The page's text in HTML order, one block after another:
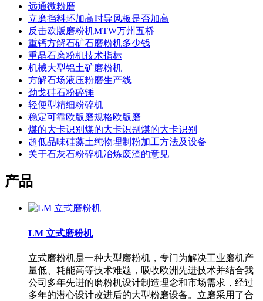
远通微粉磨
立磨挡料环加高时导风板是否加高
反击欧版磨粉机MTW万州五桥
重钙方解石矿石磨粉机多少钱
重晶石磨粉机技术指标
机械大型铝土矿磨粉机
方解石场液压粉磨生产线
劲戈硅石粉碎锤
轻便型精细粉碎机
稳定可靠欧版磨规格欧版磨
煤的大卡识别煤的大卡识别煤的大卡识别
超低品味硅藻土纯物理制粉加工方法及设备
关于石灰石粉碎机冶炼废渣的意见
产品
LM 立式磨粉机
立式磨粉机是一种大型磨粉机，专门为解决工业磨机产
量低、耗能高等技术难题，吸收欧洲先进技术并结合我
公司多年先进的磨粉机设计制造理念和市场需求，经过
多年的潜心设计改进后的大型粉磨设备。立磨采用了合